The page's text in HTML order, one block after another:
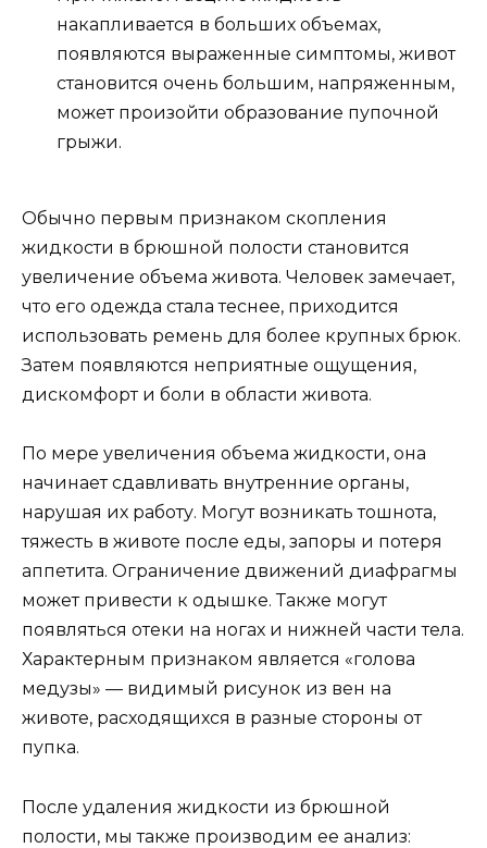
накапливается в больших объемах,
появляются выраженные симптомы, живот
становится очень большим, напряженным,
может произойти образование пупочной
грыжи.
Обычно первым признаком скопления
жидкости в брюшной полости становится
увеличение объема живота. Человек замечает,
что его одежда стала теснее, приходится
использовать ремень для более крупных брюк.
Затем появляются неприятные ощущения,
дискомфорт и боли в области живота.
По мере увеличения объема жидкости, она
начинает сдавливать внутренние органы,
нарушая их работу. Могут возникать тошнота,
тяжесть в животе после еды, запоры и потеря
аппетита. Ограничение движений диафрагмы
может привести к одышке. Также могут
появляться отеки на ногах и нижней части тела.
Характерным признаком является «голова
медузы» — видимый рисунок из вен на
животе, расходящихся в разные стороны от
пупка.
После удаления жидкости из брюшной
полости, мы также производим ее анализ: